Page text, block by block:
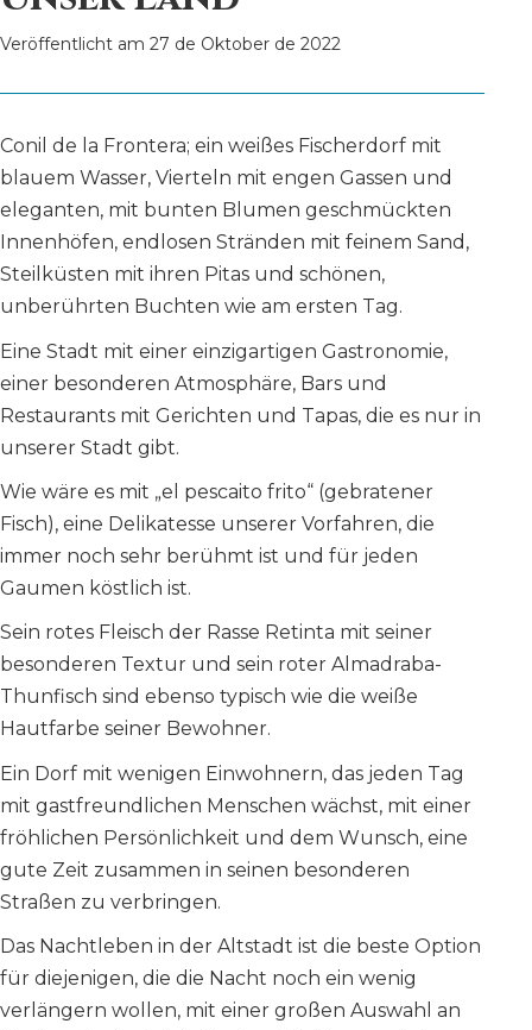
Veröffentlicht am 27 de Oktober de 2022
Conil de la Frontera; ein weißes Fischerdorf mit
blauem Wasser, Vierteln mit engen Gassen und
eleganten, mit bunten Blumen geschmückten
Innenhöfen, endlosen Stränden mit feinem Sand,
Steilküsten mit ihren Pitas und schönen,
unberührten Buchten wie am ersten Tag.
Eine Stadt mit einer einzigartigen Gastronomie,
einer besonderen Atmosphäre, Bars und
Restaurants mit Gerichten und Tapas, die es nur in
unserer Stadt gibt.
Wie wäre es mit „el pescaito frito“ (gebratener
Fisch), eine Delikatesse unserer Vorfahren, die
immer noch sehr berühmt ist und für jeden
Gaumen köstlich ist.
Sein rotes Fleisch der Rasse Retinta mit seiner
besonderen Textur und sein roter Almadraba-
Thunfisch sind ebenso typisch wie die weiße
Hautfarbe seiner Bewohner.
Ein Dorf mit wenigen Einwohnern, das jeden Tag
mit gastfreundlichen Menschen wächst, mit einer
fröhlichen Persönlichkeit und dem Wunsch, eine
gute Zeit zusammen in seinen besonderen
Straßen zu verbringen.
Das Nachtleben in der Altstadt ist die beste Option
für diejenigen, die die Nacht noch ein wenig
verlängern wollen, mit einer großen Auswahl an